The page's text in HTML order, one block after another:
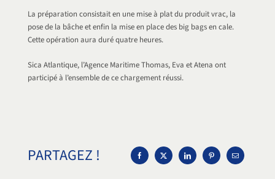
La préparation consistait en une mise à plat du produit vrac, la
pose de la bâche et enfin la mise en place des big bags en cale.
Cette opération aura duré quatre heures.
Sica Atlantique, l’Agence Maritime Thomas, Eva et Atena ont
participé à l’ensemble de ce chargement réussi.
PARTAGEZ !